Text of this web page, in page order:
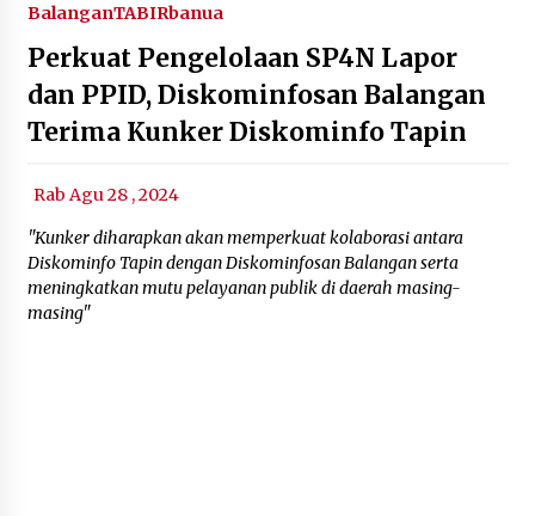
BalanganTABIRbanua
Perkuat Pengelolaan SP4N Lapor
dan PPID, Diskominfosan Balangan
Terima Kunker Diskominfo Tapin
Rab Agu 28 , 2024
"Kunker diharapkan akan memperkuat kolaborasi antara
Diskominfo Tapin dengan Diskominfosan Balangan serta
meningkatkan mutu pelayanan publik di daerah masing-
masing"